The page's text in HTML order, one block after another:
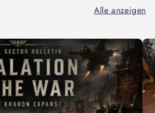
Alle anzeigen